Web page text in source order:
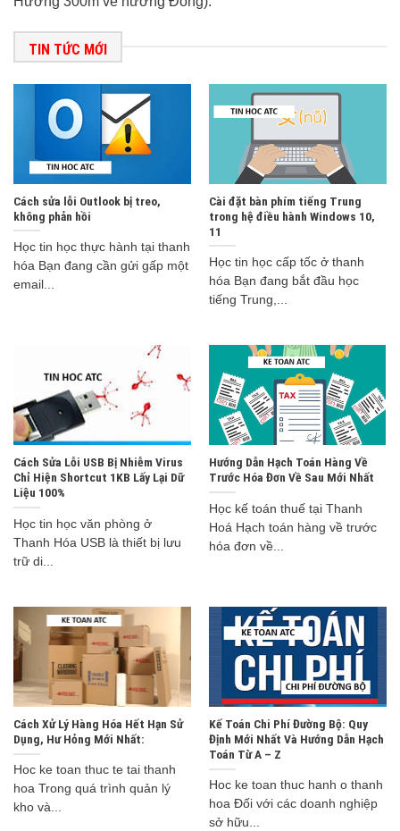
TIN TỨC MỚI
Cách sửa lỗi Outlook bị treo,
không phản hồi
Học tin học thực hành tại thanh
hóa Bạn đang cần gửi gấp một
email...
Cài đặt bàn phím tiếng Trung
trong hệ điều hành Windows 10,
11
Học tin học cấp tốc ở thanh
hóa Bạn đang bắt đầu học
tiếng Trung,...
Cách Sửa Lỗi USB Bị Nhiễm Virus
Chỉ Hiện Shortcut 1KB Lấy Lại Dữ
Liệu 100%
Học tin học văn phòng ở
Thanh Hóa USB là thiết bị lưu
trữ di...
Hướng Dẫn Hạch Toán Hàng Về
Trước Hóa Đơn Về Sau Mới Nhất
Học kế toán thuế tại Thanh
Hoá Hạch toán hàng về trước
hóa đơn về...
Cách Xử Lý Hàng Hóa Hết Hạn Sử
Dụng, Hư Hỏng Mới Nhất:
Hoc ke toan thuc te tai thanh
hoa Trong quá trình quản lý
kho và...
Kế Toán Chi Phí Đường Bộ: Quy
Định Mới Nhất Và Hướng Dẫn Hạch
Toán Từ A – Z
Hoc ke toan thuc hanh o thanh
hoa Đối với các doanh nghiệp
sở hữu...